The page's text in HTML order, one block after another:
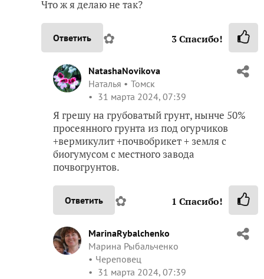
Что ж я делаю не так?
Ответить ✿ 3Спасибо!
NatashaNovikova
Наталья
Томск
31 марта 2024, 07:39
Я грешу на грубоватый грунт, нынче 50%
просеянного грунта из под огурчиков
+вермикулит +почвобрикет + земля с
биогумусом с местного завода
почвогрунтов.
Ответить ✿ 1 Спасибо!
MarinaRybalchenko
Марина Рыбальченко
Череповец
31 марта 2024, 07:39